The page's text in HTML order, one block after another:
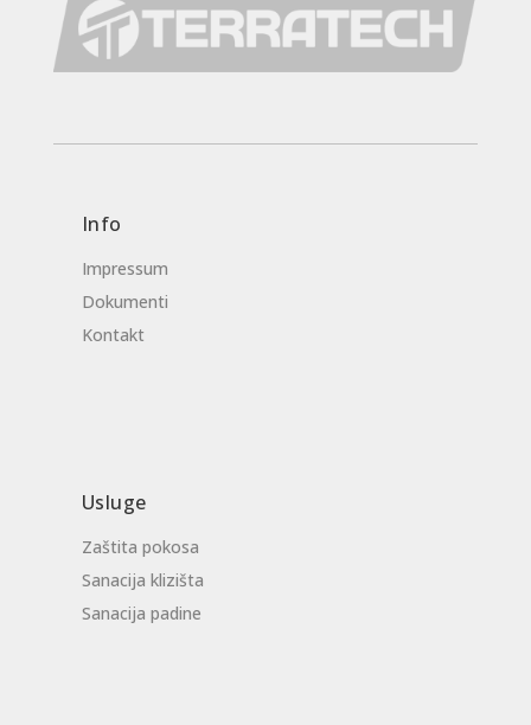
Info
Impressum
Dokumenti
Kontakt
Usluge
Zaštita pokosa
Sanacija klizišta
Sanacija padine